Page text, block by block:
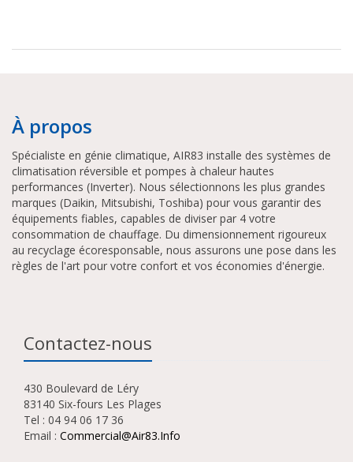
À propos
Spécialiste en génie climatique, AIR83 installe des systèmes de
climatisation réversible et pompes à chaleur hautes
performances (Inverter). Nous sélectionnons les plus grandes
marques (Daikin, Mitsubishi, Toshiba) pour vous garantir des
équipements fiables, capables de diviser par 4 votre
consommation de chauffage. Du dimensionnement rigoureux
au recyclage écoresponsable, nous assurons une pose dans les
règles de l'art pour votre confort et vos économies d'énergie.
Contactez-nous
430 Boulevard de Léry
83140 Six-fours Les Plages
Tel : 04 94 06 17 36
Email : Commercial@air83.info